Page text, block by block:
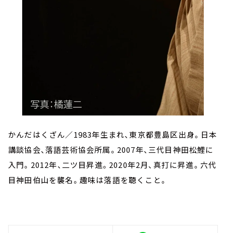
かんだはくざん／1983年生まれ、東京都豊島区出身。日本
講談協会、落語芸術協会所属。2007年、三代目神田松鯉に
入門。2012年、二ツ目昇進。2020年2月、真打に昇進。六代
目神田伯山を襲名。趣味は落語を聴くこと。